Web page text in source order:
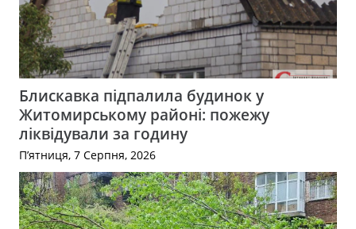
Блискавка підпалила будинок у
Житомирському районі: пожежу
ліквідували за годину
П’ятниця, 7 Серпня, 2026